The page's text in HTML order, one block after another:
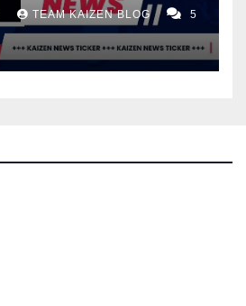
TEAM KAIZEN BLOG 5